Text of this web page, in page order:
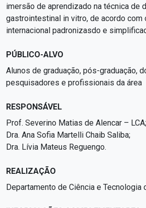
imersão de aprendizado na técnica de
gastrointestinal in vitro, de acordo com
internacional padronizasdo e
PÚBLICO-ALVO
Alunos de graduação, pós-graduação,
pesquisadores e profissionais da área
RESPONSÁVEL
Prof. Severino Matias de Alencar – LCA;
Dra. Ana Sofia Martelli Chaib Saliba;
Dra. Lívia Mateus Reguengo.
REALIZAÇÃO
Departamento de Ciência e Tecnologia